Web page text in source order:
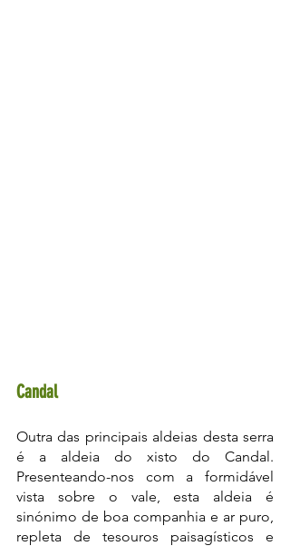
Candal
Outra das principais aldeias desta serra
é a aldeia do xisto do Candal.
Presenteando-nos com a formidável
vista sobre o vale, esta aldeia é
sinónimo de boa companhia e ar puro,
repleta de tesouros paisagísticos e